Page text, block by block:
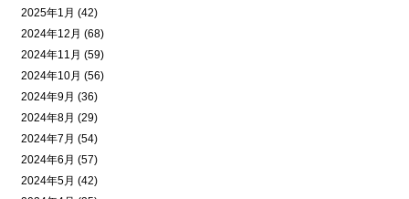
2025年1月 (42)
2024年12月 (68)
2024年11月 (59)
2024年10月 (56)
2024年9月 (36)
2024年8月 (29)
2024年7月 (54)
2024年6月 (57)
2024年5月 (42)